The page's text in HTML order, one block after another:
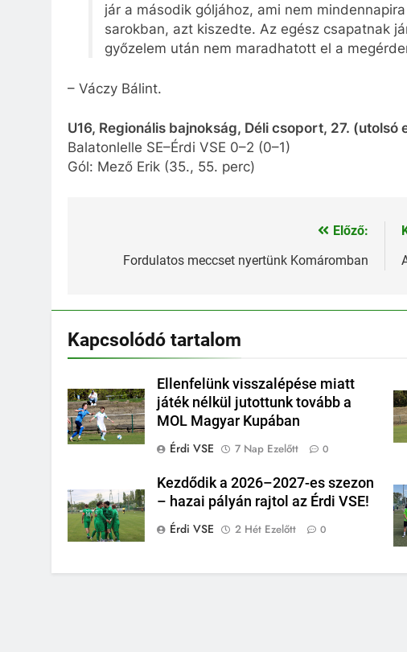
jár a második góljához, ami nem
sarokban, azt kiszedte. Az egész csapatnak
győzelem után nem maradhatott el a
– Váczy Bálint.
U16, Regionális bajnokság, Déli csoport, 27. (utolsó
Balatonlelle SE–Érdi VSE 0–2 (0–1)
Gól: Mező Erik (35., 55. perc)
navigáció
Előző:
Fordulatos meccset nyertünk Komáromban
Kapcsolódó tartalom
Ellenfelünk visszalépése miatt
játék nélkül jutottunk tovább a
MOL Magyar Kupában
Érdi VSE
7 Nap Ezelőtt 0
Kezdődik a 2026–2027-es szezon
– hazai pályán rajtol az Érdi VSE!
Érdi VSE
2 Hét Ezelőtt 0